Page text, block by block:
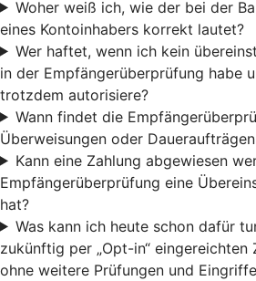
Woher weiß ich, wie der bei der
eines Kontoinhabers korrekt lautet?
Wer haftet, wenn ich kein
in der Empfängerüberprüfung habe
trotzdem autorisiere?
Wann findet die
Überweisungen oder
Kann eine Zahlung abgewiesen
Empfängerüberprüfung eine
hat?
Was kann ich heute schon dafür
zukünftig per „Opt-in“ eingereichten
ohne weitere Prüfungen und